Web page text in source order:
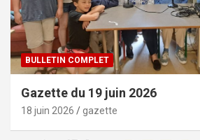
BULLETIN COMPLET
Gazette du 19 juin 2026
18 juin 2026 gazette